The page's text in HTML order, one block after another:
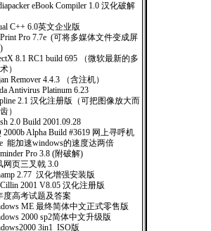
eBook Compiler 1.0 汉化破解
C++ 6.0英文企业版
Pro 7.7e (可将多媒体文件变成屏
8.1 RC1 build 695 （微软最新的多
）
Remover 4.4.3 （含注机）
Antivirus Platinum 6.23
2.1 汉化注册版（可把图像放大而
）
2.0 Build 2001.09.28
2000b Alpha Build #3619 网上寻呼机
能加速windows的速度达两倍
Pro 3.8 (附破解)
网页三叉戟 3.0
2.77 汉化增强安装版
2001 V8.05 汉化注册版
度高考试题及答案
ME 最终简体中文正式零售版
2000 sp2简体中文升级版
3in1 ISO版